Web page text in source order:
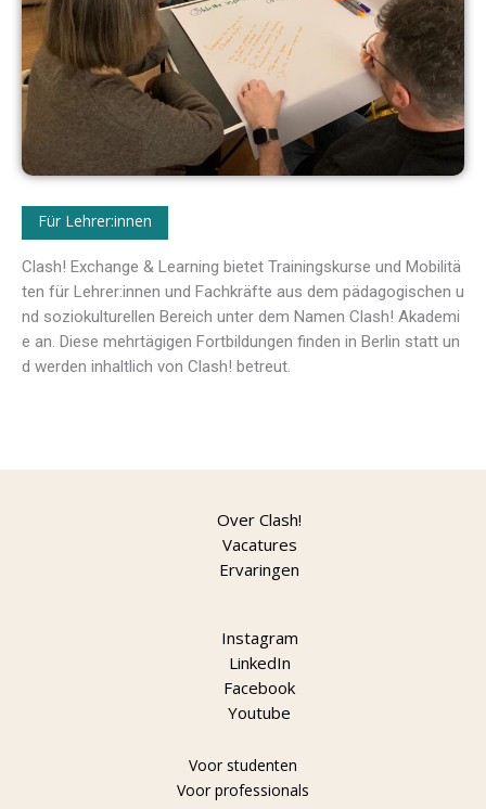
Für Lehrer:innen
Clash! Exchange & Learning bietet Trainingskurse und Mobilitä
ten für Lehrer:innen und Fachkräfte aus dem pädagogischen u
nd soziokulturellen Bereich unter dem Namen Clash! Akademi
e an. Diese mehrtägigen Fortbildungen finden in Berlin statt un
d werden inhaltlich von Clash! betreut.
Over Clash!
Vacatures
Ervaringen
Instagram
LinkedIn
Facebook
Youtube
Voor studenten
Voor professionals